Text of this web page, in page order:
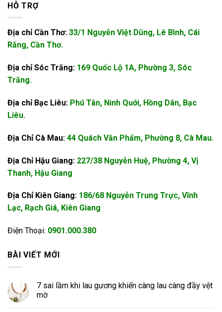
HỖ TRỢ
Địa chỉ Cần Thơ: 33/1 Nguyễn Việt Dũng, Lê Bình, Cái
Răng, Cần Thơ.
Địa chỉ Sóc Trăng: 169 Quốc Lộ 1A, Phường 3, Sóc
Trăng.
Địa chỉ Bạc Liêu: Phú Tân, Ninh Quới, Hồng Dân, Bạc
Liêu.
Địa Chỉ Cà Mau: 44 Quách Văn Phẩm, Phường 8, Cà Mau.
Địa Chỉ Hậu Giang: 227/38 Nguyễn Huệ, Phường 4, Vị
Thanh, Hậu Giang
Địa Chỉ Kiên Giang: 186/68 Nguyễn Trung Trực, Vĩnh
Lạc, Rạch Giá, Kiên Giang
Điện Thoại: 0901.000.380
BÀI VIẾT MỚI
7 sai lầm khi lau gương khiến càng lau càng đầy vệt
mờ